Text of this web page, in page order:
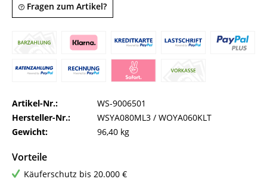
Fragen zum Artikel?
Artikel-Nr.:
WS-9006501
Hersteller-Nr.:
WSYA080ML3 / WOYA060KLT
Gewicht:
96,40 kg
Vorteile
Käuferschutz bis 20.000 €